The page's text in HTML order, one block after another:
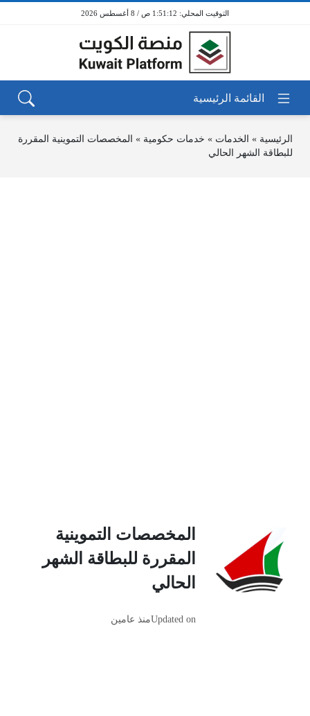
1:51:12 ص / 8 أغسطس 2026
الرئيسية » الخدمات » خدمات حكومية » المخصصات التموينية المقررة
للبطاقة الشهر الحالي
المخصصات التموينية
المقررة للبطاقة الشهر
الحالي
Updated onمنذ عامين